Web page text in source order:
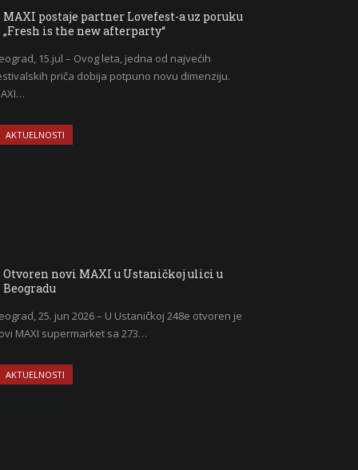
MAXI postaje partner Lovefest-a uz poruku
„Fresh is the new afterparty“
15.jul – Ovog leta, jedna od najvećih
priča dobija potpuno novu dimenziju.
AKTUELNOSTI
Otvoren novi MAXI u Ustaničkoj ulici u
Beogradu
25. jun 2026 – U Ustaničkoj 248e otvoren je
MAXI supermarket sa 273…
AKTUELNOSTI